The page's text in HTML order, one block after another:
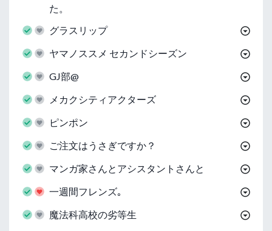
た。
グラスリップ
ヤマノススメ セカンドシーズン
GJ部@
メカクシティアクターズ
ピンポン
ご注文はうさぎですか？
マンガ家さんとアシスタントさんと
一週間フレンズ｡
魔法科高校の劣等生